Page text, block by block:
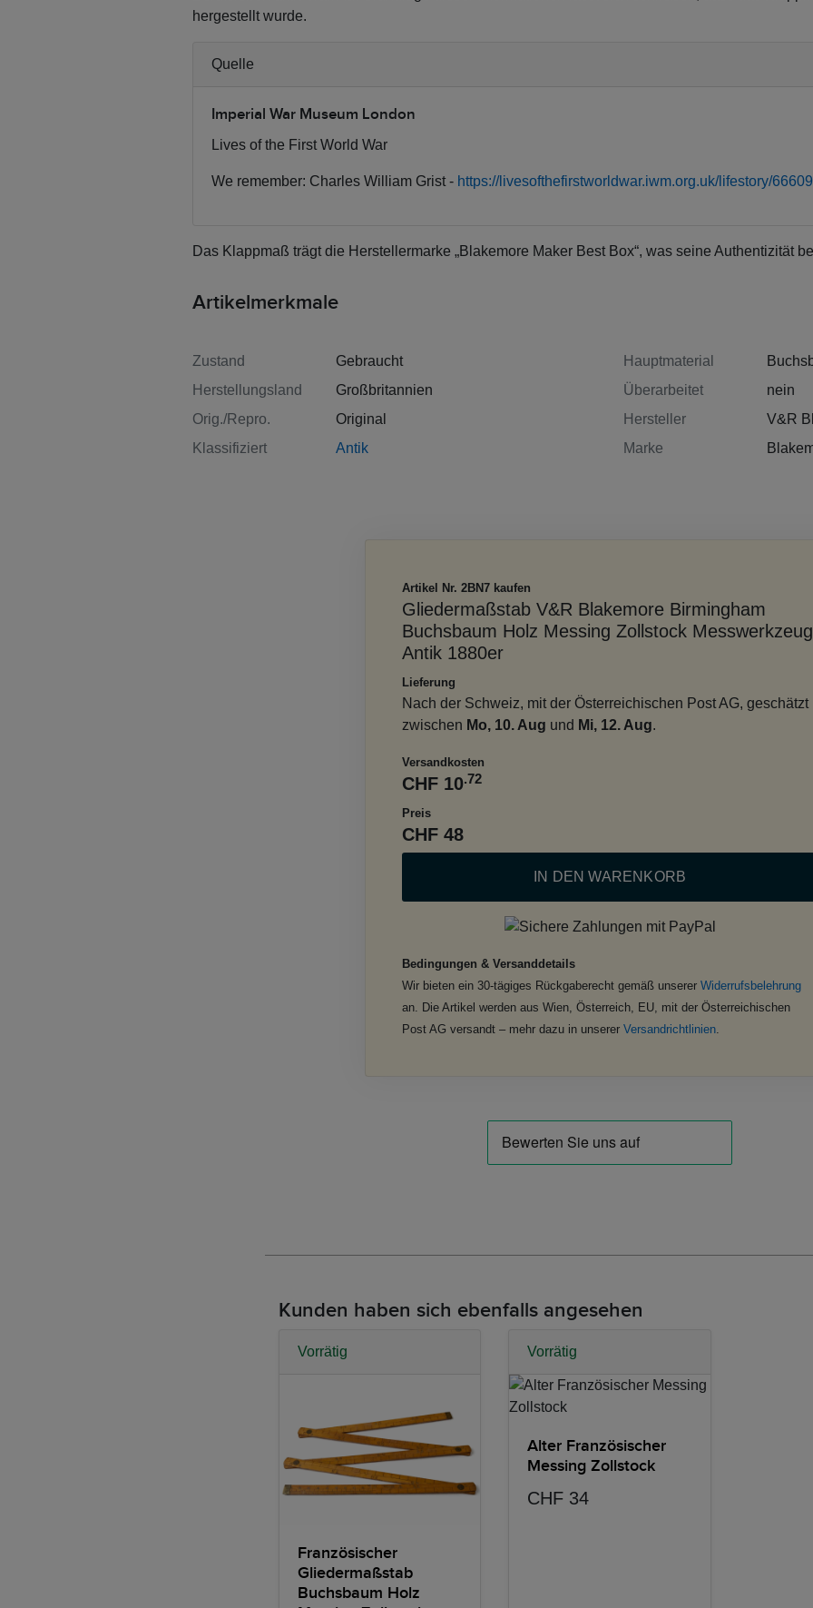
hergestellt wurde.
Quelle
Imperial War Museum London
Lives of the First World War
We remember: Charles William Grist - https://livesofthefirstworldwar.iwm.org.uk/lifestory/
Das Klappmaß trägt die Herstellermarke „Blakemore Maker Best Box“, was seine Authentizität
Artikelmerkmale
Zustand
Gebraucht
Herstellungsland
Großbritannien
Orig./Repro.
Original
Klassifiziert
Antik
Hauptmaterial
Überarbeitet
nein
Hersteller
V&R
Marke
Artikel Nr. 2BN7 kaufen
Gliedermaßstab V&R Blakemore Birmingham
Buchsbaum Holz Messing Zollstock Messwerkzeug
Antik 1880er
Lieferung
Nach der Schweiz, mit der Österreichischen Post AG, geschätzt
zwischen Mo, 10. Aug und Mi, 12. Aug.
Versandkosten
CHF 10.72
Preis
CHF 48
IN DEN WARENKORB
Bedingungen & Versanddetails
Wir bieten ein 30-tägiges Rückgaberecht gemäß unserer Widerrufsbelehrung
an. Die Artikel werden aus Wien, Österreich, EU, mit der Österreichischen
Post AG versandt – mehr dazu in unserer Versandrichtlinien.
Kunden haben sich ebenfalls angesehen
Vorrätig
Französischer
Gliedermaßstab
Buchsbaum Holz
Vorrätig
Alter Französischer
Messing Zollstock
CHF 34